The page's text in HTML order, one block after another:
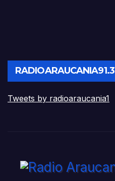
RADIOARAUCANIA91.3
Tweets by radioaraucania1